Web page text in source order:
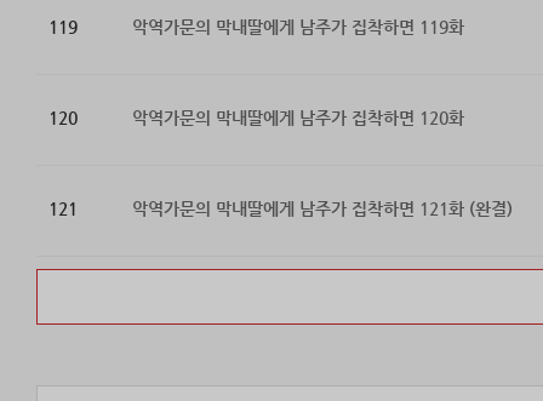
119 악역가문의 막내딸에게 남주가 집착하면 119화
120 악역가문의 막내딸에게 남주가 집착하면 120화
121 악역가문의 막내딸에게 남주가 집착하면 121화 (완결)